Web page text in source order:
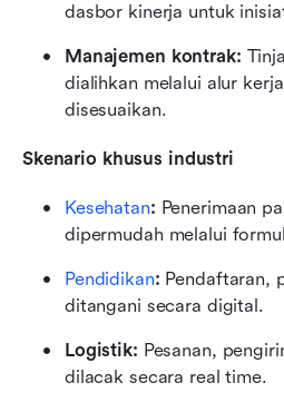
dasbor kinerja untuk
Manajemen kontrak:
dialihkan melalui alur
disesuaikan.
Skenario khusus industri
Kesehatan: Penerimaan
dipermudah melalui
Pendidikan: Pendaftaran,
ditangani secara digital.
Logistik: Pesanan,
dilacak secara real time.